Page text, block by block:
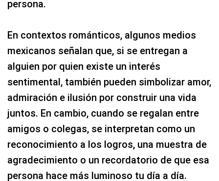
persona.
En contextos románticos, algunos medios
mexicanos señalan que, si se entregan a
alguien por quien existe un interés
sentimental, también pueden simbolizar amor,
admiración e ilusión por construir una vida
juntos. En cambio, cuando se regalan entre
amigos o colegas, se interpretan como un
reconocimiento a los logros, una muestra de
agradecimiento o un recordatorio de que esa
persona hace más luminoso tu día a día.